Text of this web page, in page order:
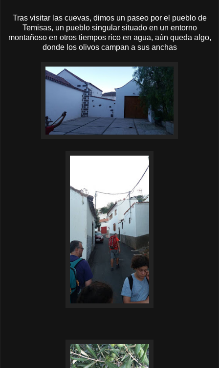
Tras visitar las cuevas, dimos un paseo por el pueblo de
Temisas, un pueblo singular situado en un entorno
montañoso en otros tiempos rico en agua, aún queda algo,
donde los olivos campan a sus anchas